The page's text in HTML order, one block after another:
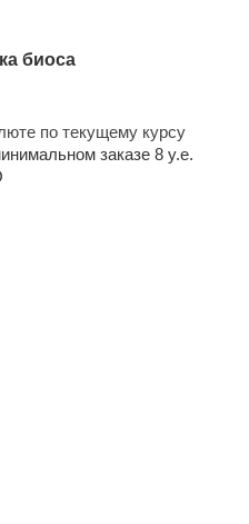
биоса
по текущему курсу
заказе 8 у.е.